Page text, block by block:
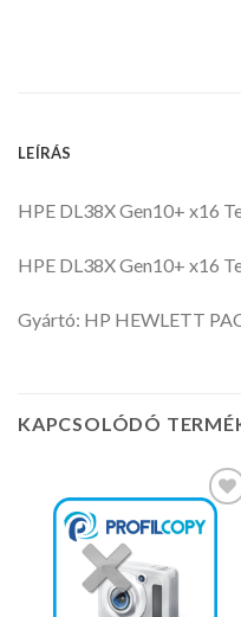
LEÍRÁS
HPE DL38X Gen10+ x16
HPE DL38X Gen10+ x16
Gyártó: HP HEWLETT
KAPCSOLÓDÓ
Kedvencekhez